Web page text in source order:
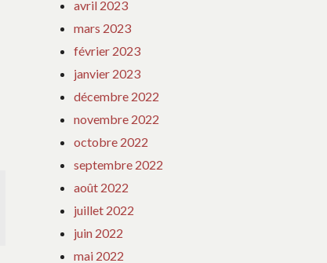
avril 2023
mars 2023
février 2023
janvier 2023
décembre 2022
novembre 2022
octobre 2022
septembre 2022
août 2022
juillet 2022
juin 2022
mai 2022